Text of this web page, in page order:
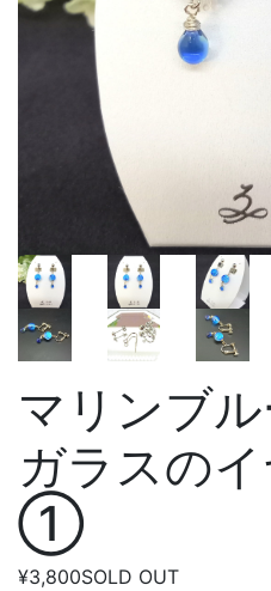
マリンブ
ガラスの
①
¥3,800SOLD OUT